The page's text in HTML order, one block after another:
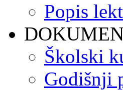
Popis
Školski
Godišnji